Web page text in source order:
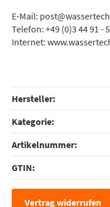
E-Mail:
Telefon: +49 (0)3 44 91 -
Internet:
Hersteller:
Kategorie:
Artikelnummer:
GTIN:
Vertrag widerrufen